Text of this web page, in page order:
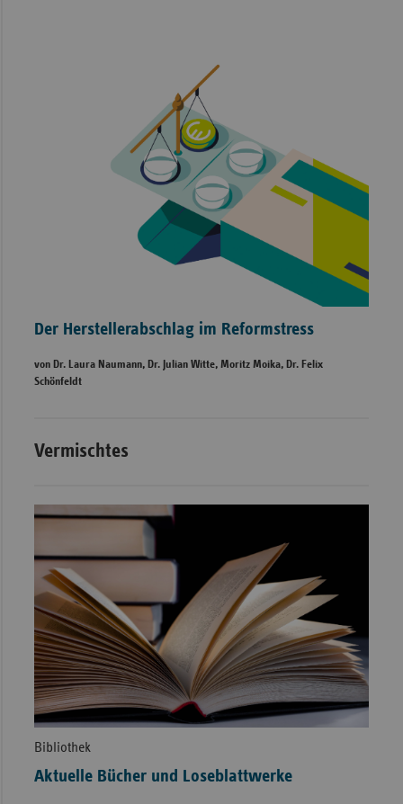
Der Herstellerabschlag im Reformstress
von Dr. Laura Naumann, Dr. Julian Witte, Moritz Moika, Dr. Felix
Schönfeldt
Vermischtes
Bibliothek
Aktuelle Bücher und Loseblattwerke